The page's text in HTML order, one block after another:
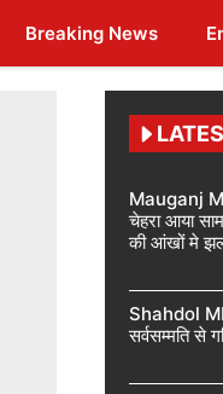
Breaking News
Mauganj
चेहरा आया
की आंखों मे
Shahdol
सर्वसम्मति से